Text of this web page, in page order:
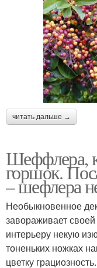
читать дальше →
Шеффлера,
горшок.
– шефлера
Необыкновенное
завораживает
интерьеру некую
тоненьких ножках
цветку